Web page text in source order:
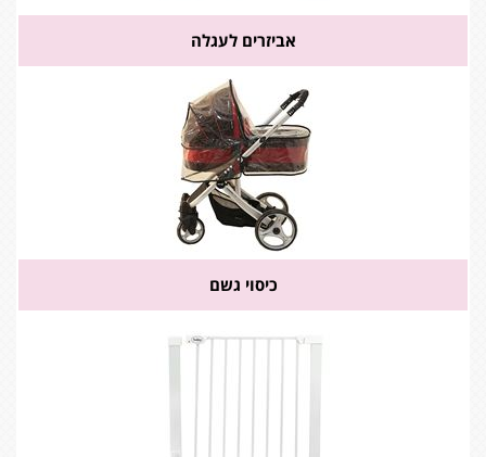
אביזרים לעגלה
כיסוי גשם